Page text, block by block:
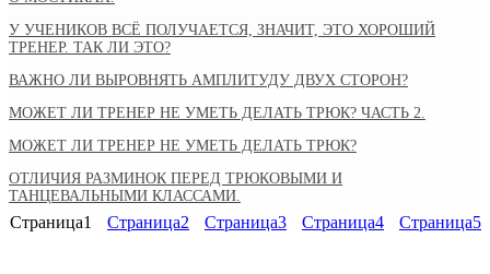
У УЧЕНИКОВ ВСЁ ПОЛУЧАЕТСЯ, ЗНАЧИТ, ЭТО ХОРОШИЙ
ТРЕНЕР. ТАК ЛИ ЭТО?
ВАЖНО ЛИ ВЫРОВНЯТЬ АМПЛИТУДУ ДВУХ СТОРОН?
МОЖЕТ ЛИ ТРЕНЕР НЕ УМЕТЬ ДЕЛАТЬ ТРЮК? ЧАСТЬ 2.
МОЖЕТ ЛИ ТРЕНЕР НЕ УМЕТЬ ДЕЛАТЬ ТРЮК?
ОТЛИЧИЯ РАЗМИНОК ПЕРЕД ТРЮКОВЫМИ И
ТАНЦЕВАЛЬНЫМИ КЛАССАМИ.
Страница1 Страница2 Страница3 Страница4 Страница5